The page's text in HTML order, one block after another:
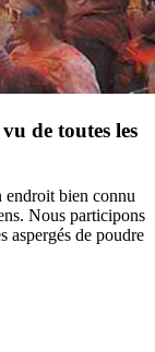
de toutes les
endroit bien connu
Nous participons
aspergés de poudre